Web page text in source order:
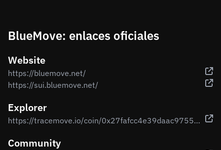
BlueMove: enlaces oficiales
Website
https://bluemove.net/
https://sui.bluemove.net/
Explorer
https://tracemove.io/coin/0x27fafcc4e39daac97556af8a803dbb52bcb03f0821898dc845ac54225b9793eb::move_coin::MoveCoin
Community